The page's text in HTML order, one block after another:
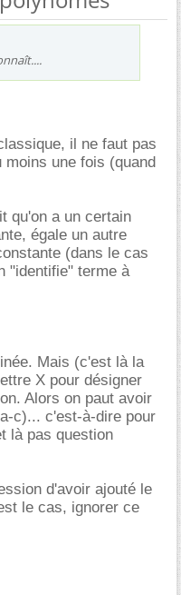
il ne faut pas
une fois (quand
qu'on a un certain
égale un autre
(dans le cas
"identifie" terme à
Mais (c'est là la
X pour désigner
Alors on paut avoir
c)... c'est-à-dire pour
là pas question
d'avoir ajouté le
le cas, ignorer ce